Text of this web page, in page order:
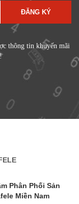
ĐĂNG KÝ
thông tin khuyến mãi
Phân Phối Sản
Miền Nam